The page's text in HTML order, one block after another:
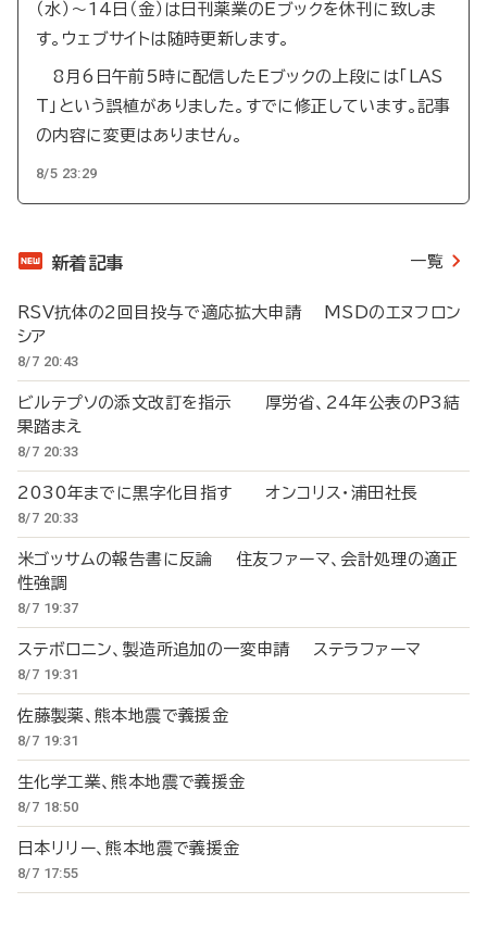
（水）～14日（金）は日刊薬業のEブックを休刊に致しま
す。ウェブサイトは随時更新します。
8月6日午前5時に配信したEブックの上段には「LAS
T」という誤植がありました。すでに修正しています。記事
の内容に変更はありません。
8/5 23:29
新着記事 一覧
RSV抗体の2回目投与で適応拡大申請 MSDのエヌフロン
シア
8/7 20:43
ビルテプソの添文改訂を指示 厚労省、24年公表のP3結
果踏まえ
8/7 20:33
2030年までに黒字化目指す オンコリス・浦田社長
8/7 20:33
米ゴッサムの報告書に反論 住友ファーマ、会計処理の適正
性強調
8/7 19:37
ステボロニン、製造所追加の一変申請 ステラファーマ
8/7 19:31
佐藤製薬、熊本地震で義援金
8/7 19:31
生化学工業、熊本地震で義援金
8/7 18:50
日本リリー、熊本地震で義援金
8/7 17:55